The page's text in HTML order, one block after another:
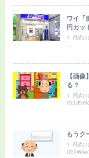
ワイ「
円カッ
1: 風吹
...
【画
る？
1: 風吹
ID:1/
もうク
1: 風吹
ID:PW8e/